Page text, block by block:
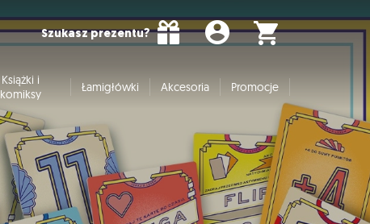
Szukasz prezentu?
Książki i
komiksy
Łamigłówki Akcesoria Promocje